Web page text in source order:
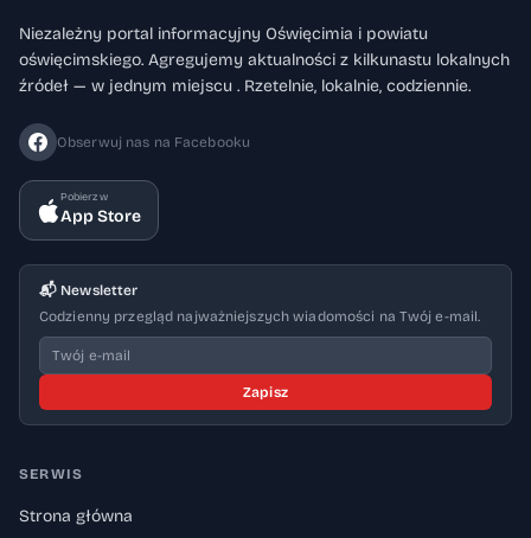
Niezależny portal informacyjny Oświęcimia i powiatu
oświęcimskiego. Agregujemy aktualności z kilkunastu lokalnych
źródeł — w jednym miejscu . Rzetelnie, lokalnie, codziennie.
Obserwuj nas na Facebooku
Pobierz w
App Store
📬 Newsletter
Codzienny przegląd najważniejszych wiadomości na Twój e-mail.
Zapisz
SERWIS
Strona główna